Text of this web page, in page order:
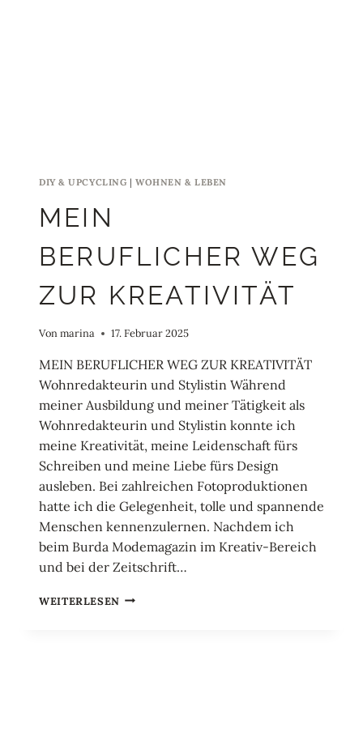
DIY & UPCYCLING|WOHNEN & LEBEN
MEIN
BERUFLICHER WEG
ZUR KREATIVITÄT
Vonmarina 17. Februar 2025
MEIN BERUFLICHER WEG ZUR KREATIVITÄT
Wohnredakteurin und Stylistin Während
meiner Ausbildung und meiner Tätigkeit als
Wohnredakteurin und Stylistin konnte ich
meine Kreativität, meine Leidenschaft fürs
Schreiben und meine Liebe fürs Design
ausleben. Bei zahlreichen Fotoproduktionen
hatte ich die Gelegenheit, tolle und spannende
Menschen kennenzulernen. Nachdem ich
beim Burda Modemagazin im Kreativ-Bereich
und bei der Zeitschrift…
WEITERLESEN MEIN